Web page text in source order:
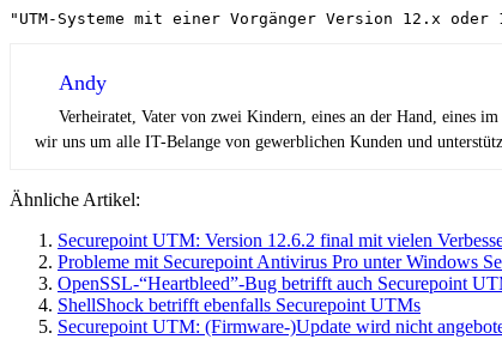
"UTM-Systeme mit einer Vorgänger Version 12.x
Andy
Verheiratet, Vater von zwei Kindern, eines an der Hand, eines
wir uns um alle IT-Belange von gewerblichen Kunden und
Ähnliche Artikel:
Securepoint UTM: Version 12.6.2 final mit vielen
Probleme mit Securepoint Antivirus Pro unter Windows
OpenSSL-“Heartbleed”-Bug betrifft auch Securepoint
ShellShock betrifft ebenfalls Securepoint UTMs
Securepoint UTM: (Firmware-)Update wird nicht